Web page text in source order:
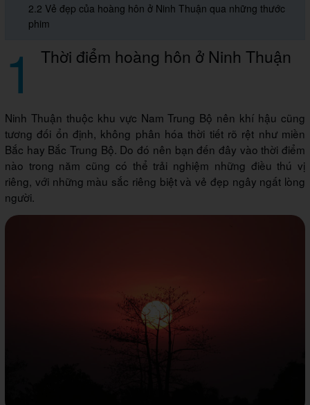
2.2 Vẻ đẹp của hoàng hôn ở Ninh Thuận qua những thước
phim
1 Thời điểm hoàng hôn ở Ninh Thuận
Ninh Thuận thuộc khu vực Nam Trung Bộ nên khí hậu cũng
tương đối ổn định, không phân hóa thời tiết rõ rệt như miền
Bắc hay Bắc Trung Bộ. Do đó nên bạn đến đây vào thời điểm
nào trong năm cũng có thể trải nghiệm những điều thú vị
riêng, với những màu sắc riêng biệt và vẻ đẹp ngây ngất lòng
người.